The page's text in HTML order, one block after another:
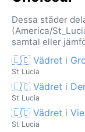
Dessa städer
(America/
samtal eller
🇱🇨 Vädret i
St Lucia
🇱🇨 Vädret i
St Lucia
🇱🇨 Vädret i
St Lucia